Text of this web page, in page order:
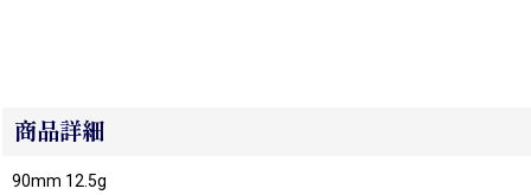
商品詳細
90mm 12.5g